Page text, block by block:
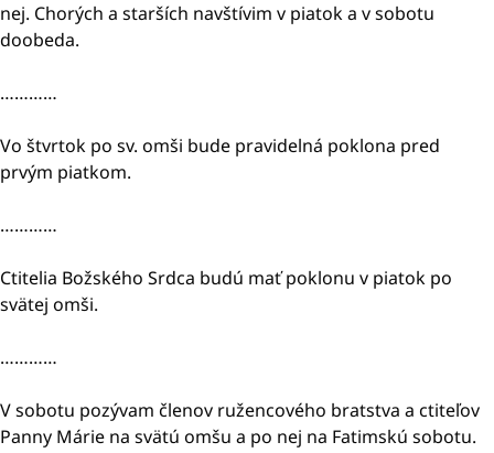
nej. Chorých a starších navštívim v piatok a v sobotu
doobeda.
…………
Vo štvrtok po sv. omši bude pravidelná poklona pred
prvým piatkom.
…………
Ctitelia Božského Srdca budú mať poklonu v piatok po
svätej omši.
…………
V sobotu pozývam členov ružencového bratstva a ctiteľov
Panny Márie na svätú omšu a po nej na Fatimskú sobotu.